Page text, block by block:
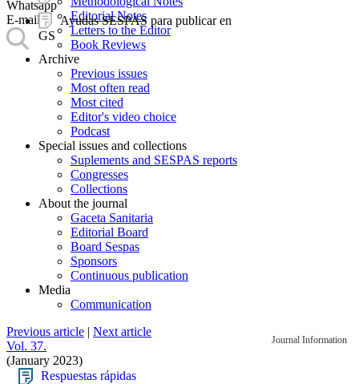
Ayudas SESPAS para publicar en
GS
Whatsapp
E-mail
Editorial Notes
Letters to the Editor
Book Reviews
Archive
Previous issues
Most often read
Most cited
Editor's video choice
Podcast
Special issues and collections
Suplements and SESPAS reports
Congresses
Collections
About the journal
Gaceta Sanitaria
Editorial Board
Board Sespas
Sponsors
Continuous publication
Media
Communication
Journal Information
Previous article | Next article
Vol. 37.
(January 2023)
Respuestas rápidas